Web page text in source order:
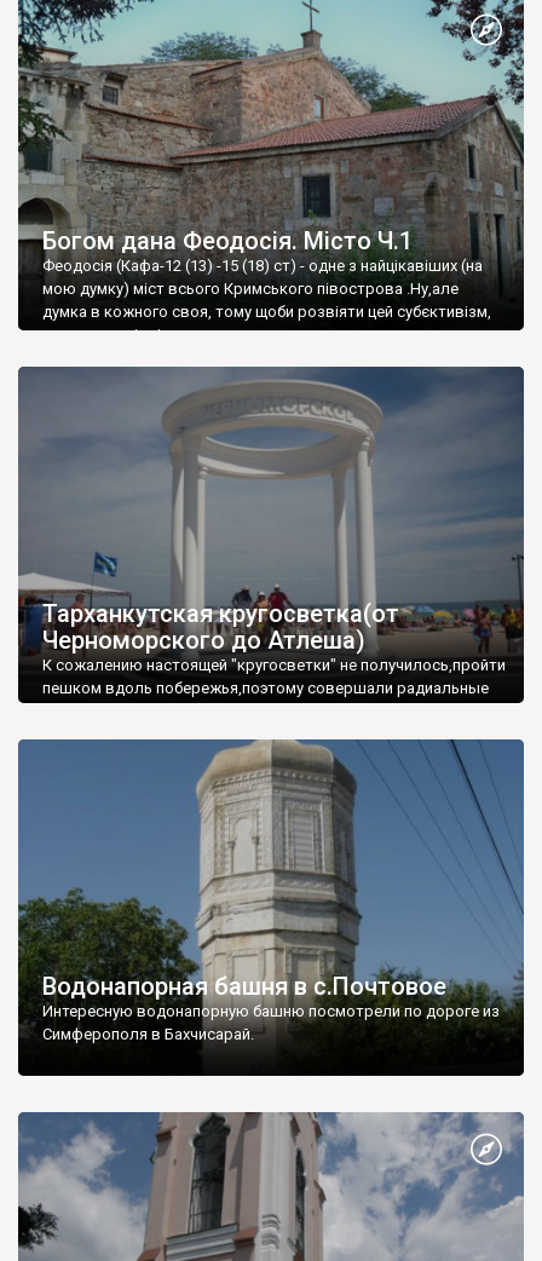
Богом дана Феодосія. Місто Ч.1
Феодосія (Кафа-12 (13) -15 (18) ст) - одне з найцікавіших (на
мою думку) міст всього Кримського півострова .Ну,але
думка в кожного своя, тому щоби розвіяти цей субєктивізм,
запрошую відвідати це
Тарханкутская кругосветка(от
Черноморского до Атлеша)
К сожалению настоящей "кругосветки" не получилось,пройти
пешком вдоль побережья,поэтому совершали радиальные
Водонапорная башня в с.Почтовое
Интересную водонапорную башню посмотрели по дороге из
Симферополя в Бахчисарай.